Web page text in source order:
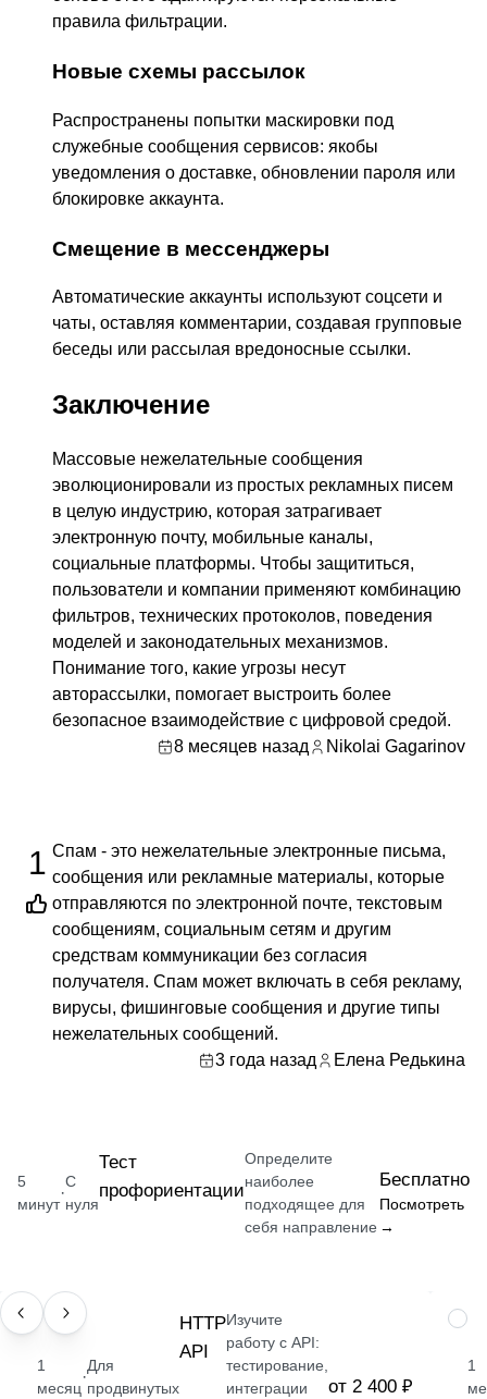
правила фильтрации.
Новые схемы рассылок
Распространены попытки маскировки под
служебные сообщения сервисов: якобы
уведомления о доставке, обновлении пароля или
блокировке аккаунта.
Смещение в мессенджеры
Автоматические аккаунты используют соцсети и
чаты, оставляя комментарии, создавая групповые
беседы или рассылая вредоносные ссылки.
Заключение
Массовые нежелательные сообщения
эволюционировали из простых рекламных писем
в целую индустрию, которая затрагивает
электронную почту, мобильные каналы,
социальные платформы. Чтобы защититься,
пользователи и компании применяют комбинацию
фильтров, технических протоколов, поведения
моделей и законодательных механизмов.
Понимание того, какие угрозы несут
авторассылки, помогает выстроить более
безопасное взаимодействие с цифровой средой.
8 месяцев назад
Nikolai Gagarinov
1 Спам - это нежелательные электронные письма,
сообщения или рекламные материалы, которые
отправляются по электронной почте, текстовым
сообщениям, социальным сетям и другим
средствам коммуникации без согласия
получателя. Спам может включать в себя рекламу,
вирусы, фишинговые сообщения и другие типы
нежелательных сообщений.
3 года назад
Елена Редькина
5
минут
·
С
нуля
Тест
профориентации
Определите
наиболее
подходящее для
себя направление
Бесплатно
Посмотреть
→
НАВЫК
1
месяц
·
Для
продвинутых
HTTP
API
Изучите
работу с API:
тестирование,
интеграции
от 2 400 ₽
1